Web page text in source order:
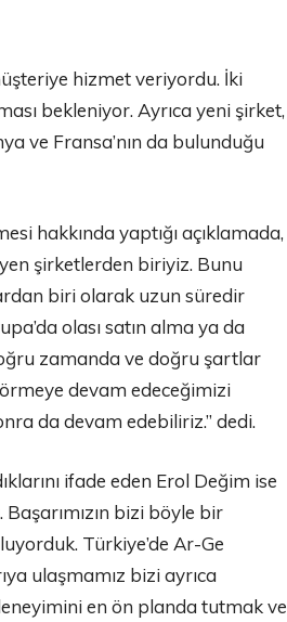
hizmet veriyordu. İki
bekleniyor. Ayrıca yeni şirket,
ve Fransa’nın da bulunduğu
hakkında yaptığı açıklamada,
şirketlerden biriyiz. Bunu
biri olarak uzun süredir
olası satın alma ya da
zamanda ve doğru şartlar
devam edeceğimizi
da devam edebiliriz.” dedi.
ifade eden Erol Değim ise
bizi böyle bir
Türkiye’de Ar-Ge
ulaşmamız bizi ayrıca
en ön planda tutmak ve